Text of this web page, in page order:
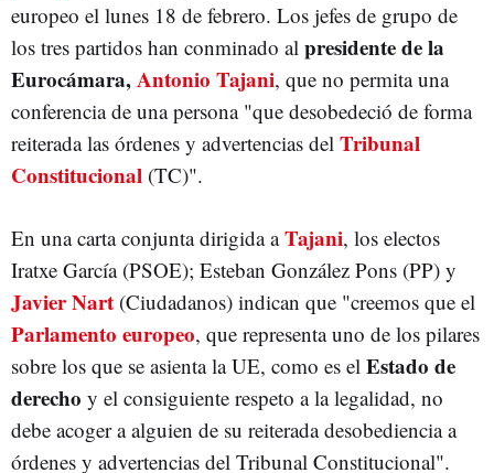
europeo el lunes 18 de febrero. Los jefes de grupo de
los tres partidos han conminado al presidente de la
Eurocámara,Antonio Tajani, que no permita una
conferencia de una persona "que desobedeció de forma
reiterada las órdenes y advertencias del Tribunal
Constitucional (TC)".
En una carta conjunta dirigida aTajani, los electos
Iratxe García (PSOE); Esteban González Pons (PP) y
Javier Nart (Ciudadanos) indican que "creemos que el
Parlamento europeo, que representa uno de los pilares
sobre los que se asienta la UE, como es el Estado de
derecho y el consiguiente respeto a la legalidad, no
debe acoger a alguien de su reiterada desobediencia a
órdenes y advertencias del Tribunal Constitucional".